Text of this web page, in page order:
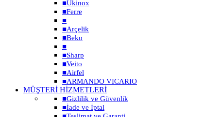
■Ukinox
■Ferre
■
■Arçelik
■Beko
■
■Sharp
■Veito
■Airfel
■ARMANDO VICARIO
MÜŞTERİ HİZMETLERİ
■Gizlilik ve Güvenlik
■İade ve İptal